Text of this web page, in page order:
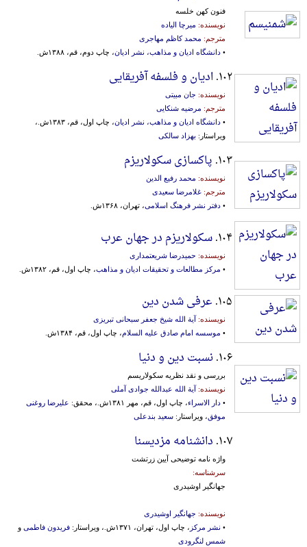
فنون کهن خلسه
نویسنده: میرچا الیاده
مترجم: محمد کاظم مهاجری
• دانشگاه ادیان و مذاهب، نشر ادیان، چاپ دوم، قم، ۱۳۸۸ش.
۱۰۲. ادیان و فلسفه آفریقایی
نویسنده: جان مبیتی
مترجم: مرضیه شنکایی
• دانشگاه ادیان و مذاهب، نشر ادیان
، چاپ اول، قم، ۱۳۸۳ش.،
ویراستار: بهزاد سالکی
۱۰۳. پاکسازی سکولاریزم
نویسنده: محمد رفیع الدین
مترجم: غلامرضا سعیدی
• دفتر نشر فرهنگ اسلامی، تهران، ۱۳۶۸ش.
۱۰۴. سکولاریزم در جهان عرب
نویسنده: حمیدرضا شریعتمداری
• مرکز مطالعات و تحقیقات ادیان و مذاهب، چاپ اول، قم، ۱۳۸۲ش.
۱۰۵. عرفی شدن دین
نویسنده: آیة الله شیخ جعفر سبحانی تبریزی
• موسسه امام صادق علیه السلام، چاپ اول، قم، ۱۳۸۴ش.
۱۰۶. نسبت دین و دنیا
بررسی و نقد نظریه سکولاریسم
نویسنده: آیة الله عبدالله جوادی آملی
• دار الاسراء، چاپ اول، قم، مهر ۱۳۸۱ش.، محقق:
علیرضا روغنی
موفق، ویراستار: سعید بندعلی
۱۰۷. دانشنامه مزدیسنا
واژه نامه توضیحی آیین زرتشت
سرشناسه:
جهانگیر اوشیدری
نویسنده: جهانگیر اوشیدری
• نشر مرکز ، چاپ اول، تهران، ۱۳۷۱ش.، ویراستار: فریدون فاطمی و
شمس لنگرودی